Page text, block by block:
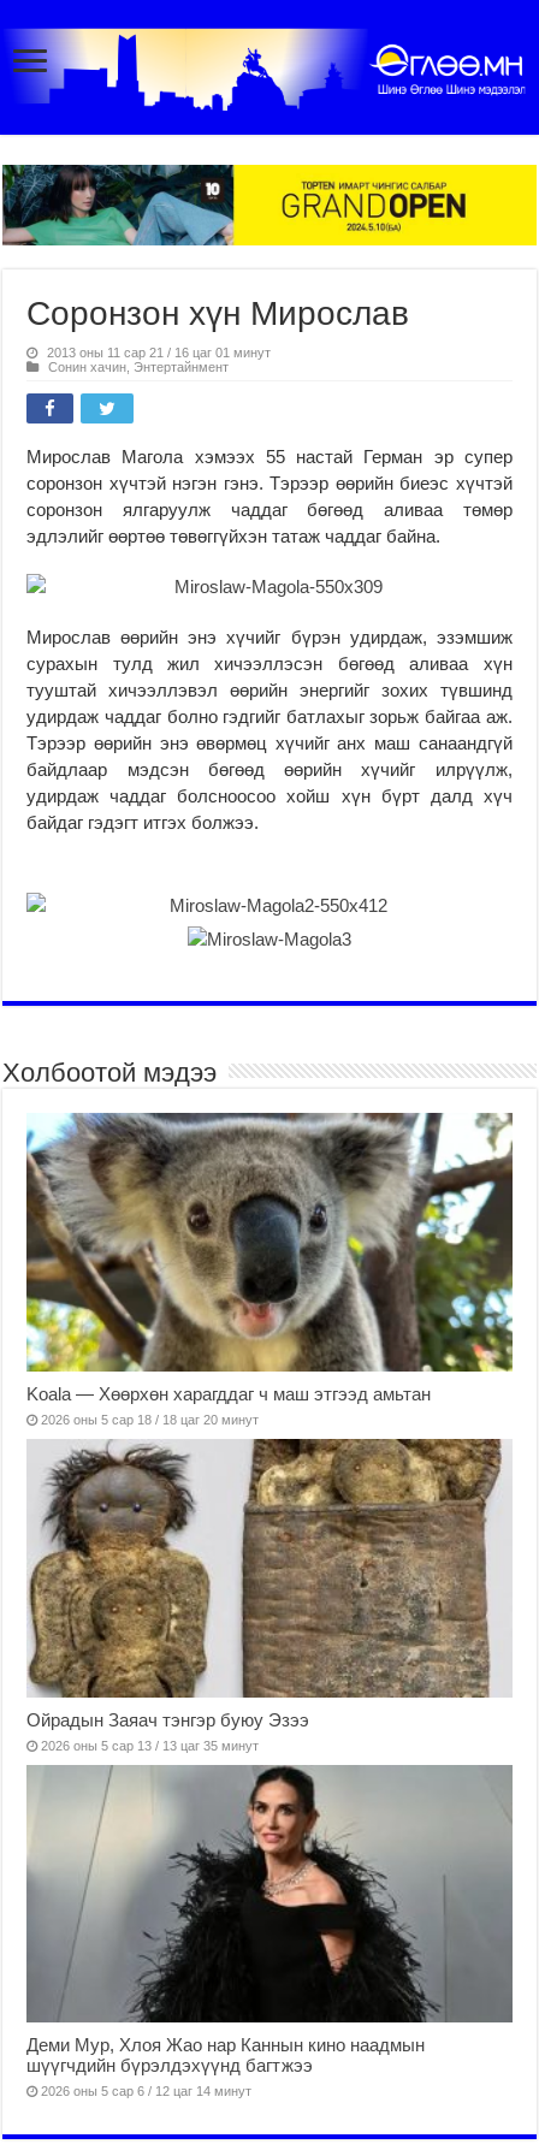
Соронзон хүн Мирослав
2013 оны 11 сар 21 / 16 цаг 01 минут
Сонин хачин Энтертайнмент
Мирослав Магола хэмээх 55 настай Герман эр супер
соронзон хүчтэй нэгэн гэнэ. Тэрээр өөрийн биеэс хүчтэй
соронзон ялгаруулж чаддаг бөгөөд аливаа төмөр
эдлэлийг өөртөө төвөггүйхэн татаж чаддаг байна.
Мирослав өөрийн энэ хүчийг бүрэн удирдаж, эзэмшиж
сурахын тулд жил хичээллэсэн бөгөөд аливаа хүн
тууштай хичээллэвэл өөрийн энергийг зохих түвшинд
удирдаж чаддаг болно гэдгийг батлахыг зорьж байгаа аж.
Тэрээр өөрийн энэ өвөрмөц хүчийг анх маш санаандгүй
байдлаар мэдсэн бөгөөд өөрийн хүчийг илрүүлж,
удирдаж чаддаг болсноосоо хойш хүн бүрт далд хүч
байдаг гэдэгт итгэх болжээ.
Холбоотой мэдээ
Koala — Хөөрхөн харагддаг ч маш этгээд амьтан
2026 оны 5 сар 18 / 18 цаг 20 минут
Ойрадын Заяач тэнгэр буюу Эзээ
2026 оны 5 сар 13 / 13 цаг 35 минут
Деми Мур, Хлоя Жао нар Каннын кино наадмын
шүүгчдийн бүрэлдэхүүнд багтжээ
2026 оны 5 сар 6 / 12 цаг 14 минут